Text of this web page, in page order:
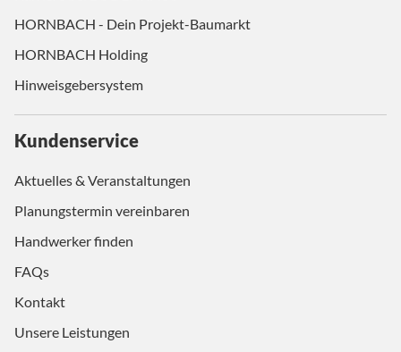
HORNBACH - Dein Projekt-Baumarkt
HORNBACH Holding
Hinweisgebersystem
Kundenservice
Aktuelles & Veranstaltungen
Planungstermin vereinbaren
Handwerker finden
FAQs
Kontakt
Unsere Leistungen